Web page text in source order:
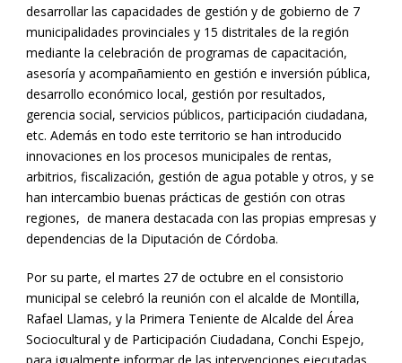
desarrollar las capacidades de gestión y de gobierno de 7
municipalidades provinciales y 15 distritales de la región
mediante la celebración de programas de capacitación,
asesoría y acompañamiento en gestión e inversión pública,
desarrollo económico local, gestión por resultados,
gerencia social, servicios públicos, participación ciudadana,
etc. Además en todo este territorio se han introducido
innovaciones en los procesos municipales de rentas,
arbitrios, fiscalización, gestión de agua potable y otros, y se
han intercambio buenas prácticas de gestión con otras
regiones, de manera destacada con las propias empresas y
dependencias de la Diputación de Córdoba.
Por su parte, el martes 27 de octubre en el consistorio
municipal se celebró la reunión con el alcalde de Montilla,
Rafael Llamas, y la Primera Teniente de Alcalde del Área
Sociocultural y de Participación Ciudadana, Conchi Espejo,